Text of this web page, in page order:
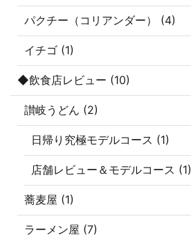
パクチー（コリアンダー） (4)
イチゴ (1)
◆飲食店レビュー (10)
讃岐うどん (2)
日帰り究極モデルコース (1)
店舗レビュー＆モデルコース (1)
蕎麦屋 (1)
ラーメン屋 (7)